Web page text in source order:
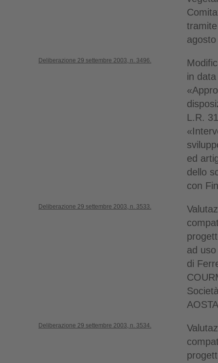
Deliberazione 29 settembre 2003, n. 3496.
in
L.R.
ed
dello
con
Deliberazione 29 settembre 2003, n. 3533.
ad
di
Deliberazione 29 settembre 2003, n. 3534.